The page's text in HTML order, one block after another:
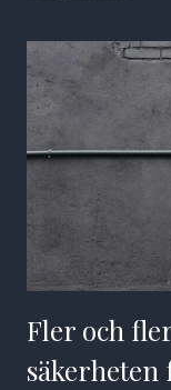
Fler och